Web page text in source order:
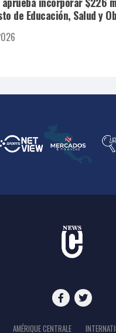
de Educación, Salud y
AMÉRIQUE CENTRALE